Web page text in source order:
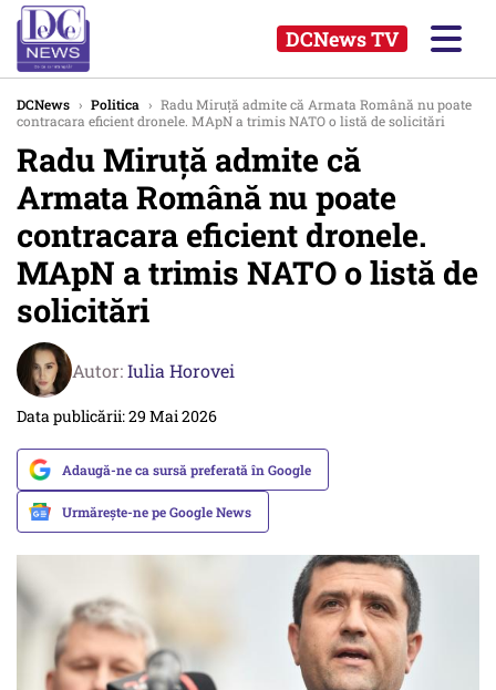
DCNews TV
DCNews › Politica › Radu Miruță admite că Armata Română nu poate
contracara eficient dronele. MApN a trimis NATO o listă de solicitări
Radu Miruță admite că
Armata Română nu poate
contracara eficient dronele.
MApN a trimis NATO o listă de
solicitări
Autor:Iulia Horovei
Data publicării: 29 Mai 2026
Adaugă-ne ca sursă preferată în Google
Urmărește-ne pe Google News